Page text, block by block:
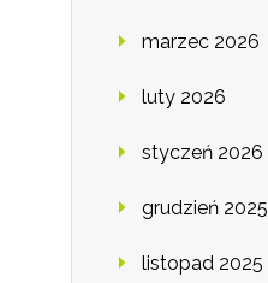
marzec 2026
luty 2026
styczeń 2026
grudzień 2025
listopad 2025